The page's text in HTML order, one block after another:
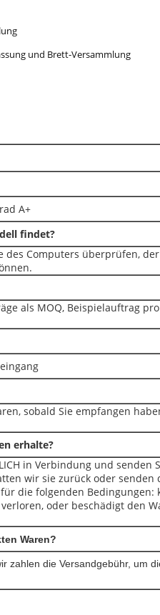
und Brett-Versammlung
A+
findet?
des Computers überprüfen,
als MOQ, Beispielauftrag
sobald Sie empfangen
erhalte?
in Verbindung und senden
wir sie zurück oder senden
die folgenden Bedingungen:
oder beschädigt den
Waren?
zahlen die Versandgebühr, um